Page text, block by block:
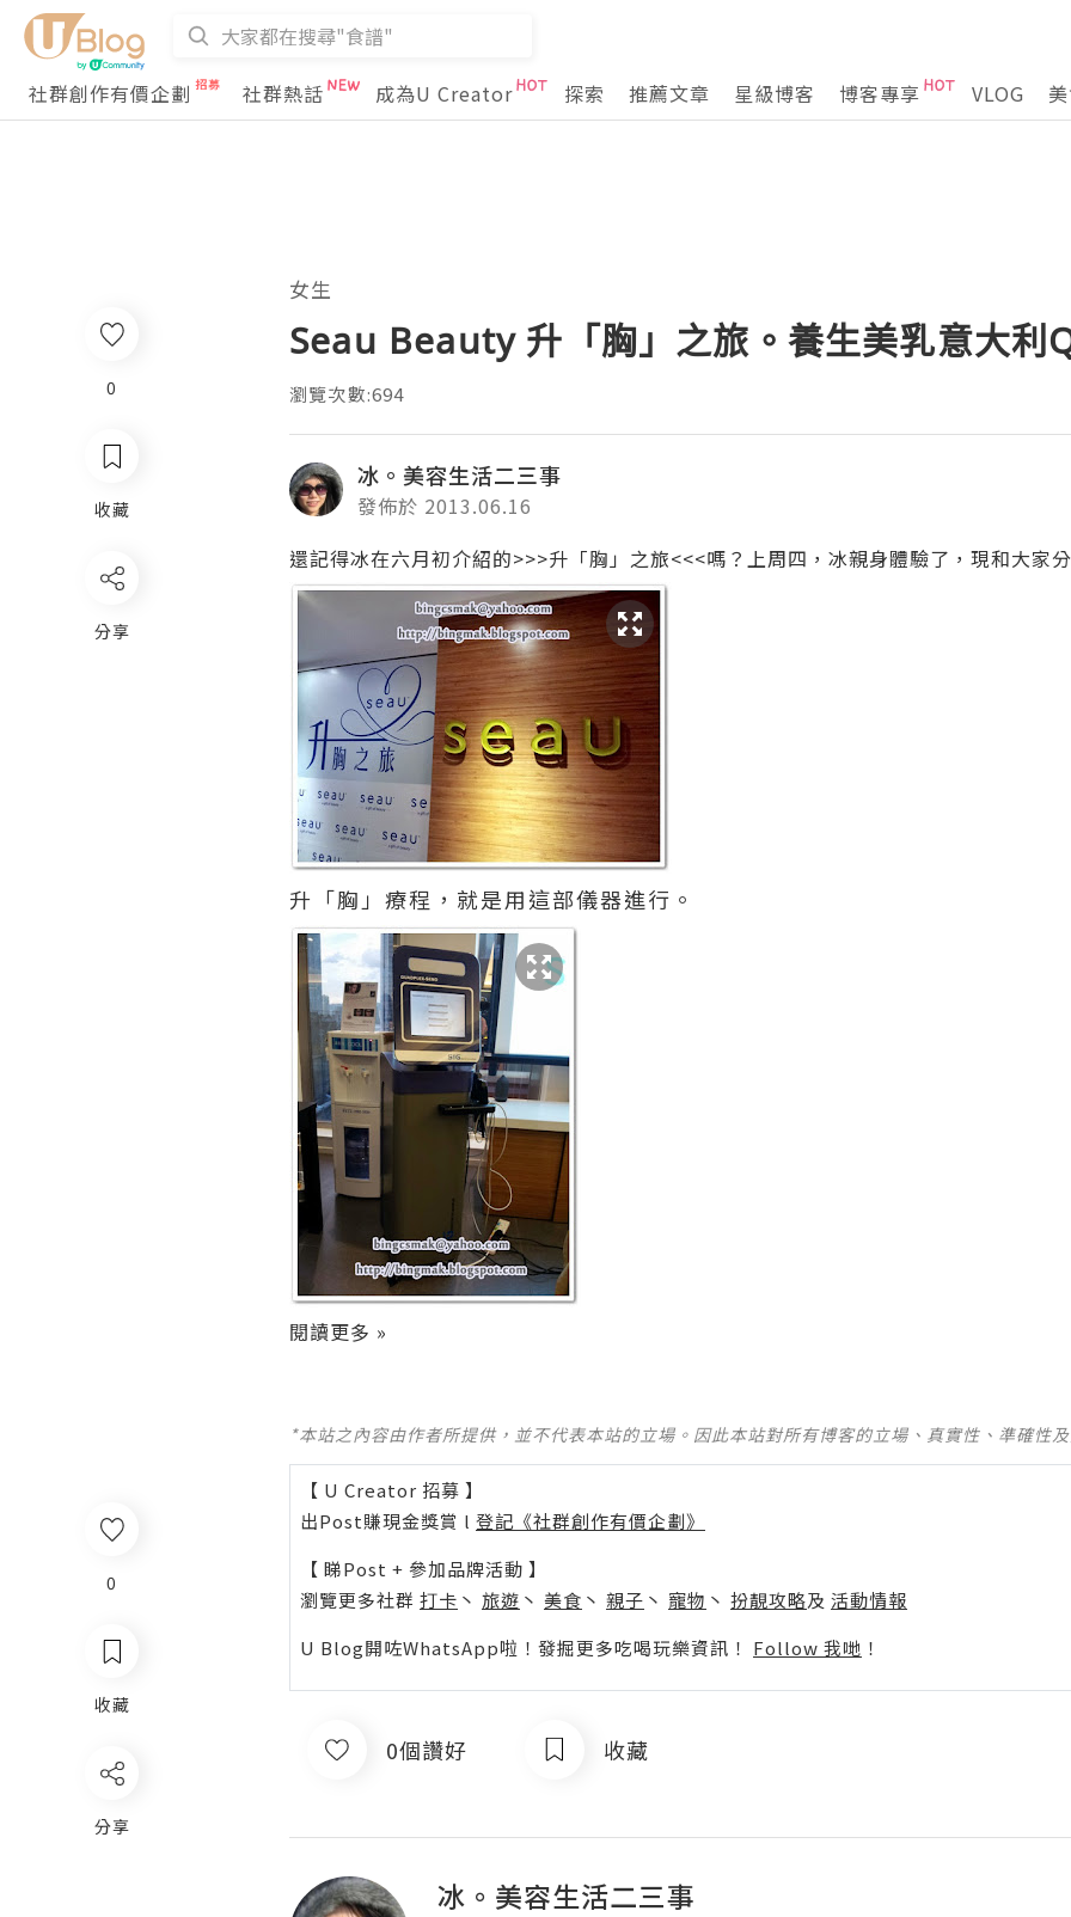
社群創作有價企劃 社群熱話 成為U Creator 探索 推薦文章 星級博客 博客專享 VLOG
0
收藏
分享
女生
Seau Beauty 升「胸」之旅。養生美乳意大利
瀏覽次數:694
冰。美容生活二三事
發佈於 2013.06.16
還記得冰在六月初介紹的>>>升「胸」之旅<<<嗎？上周四，冰親身體驗了，現和大家
升「胸」療程，就是用這部儀器進行。
閱讀更多 »
*本站之內容由作者所提供，並不代表本站的立場。因此本站對所有博客的立場、真實性、準確性
【 U Creator 招募 】
出Post賺現金獎賞 l 登記《社群創作有價企劃》
【 睇Post + 參加品牌活動 】
瀏覽更多社群 打卡 丶 旅遊 丶 美食 丶 親子 丶 寵物 丶 扮靚攻略及 活動情報
U Blog開咗WhatsApp啦！發掘更多吃喝玩樂資訊！ Follow 我哋 ！
0個讚好 收藏
冰。美容生活二三事
0
收藏
分享